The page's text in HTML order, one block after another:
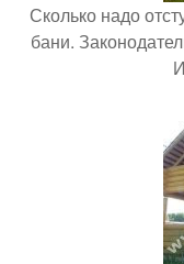
Сколько надо
бани.